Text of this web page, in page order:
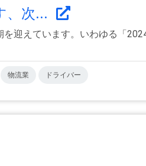
、次...
迎えています。いわゆる「
物流業 ドライバー